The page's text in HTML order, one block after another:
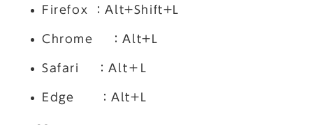
Firefox ：Alt+Shift+L
Chrome ：Alt+L
Safari ：Alt＋L
Edge ：Alt+L